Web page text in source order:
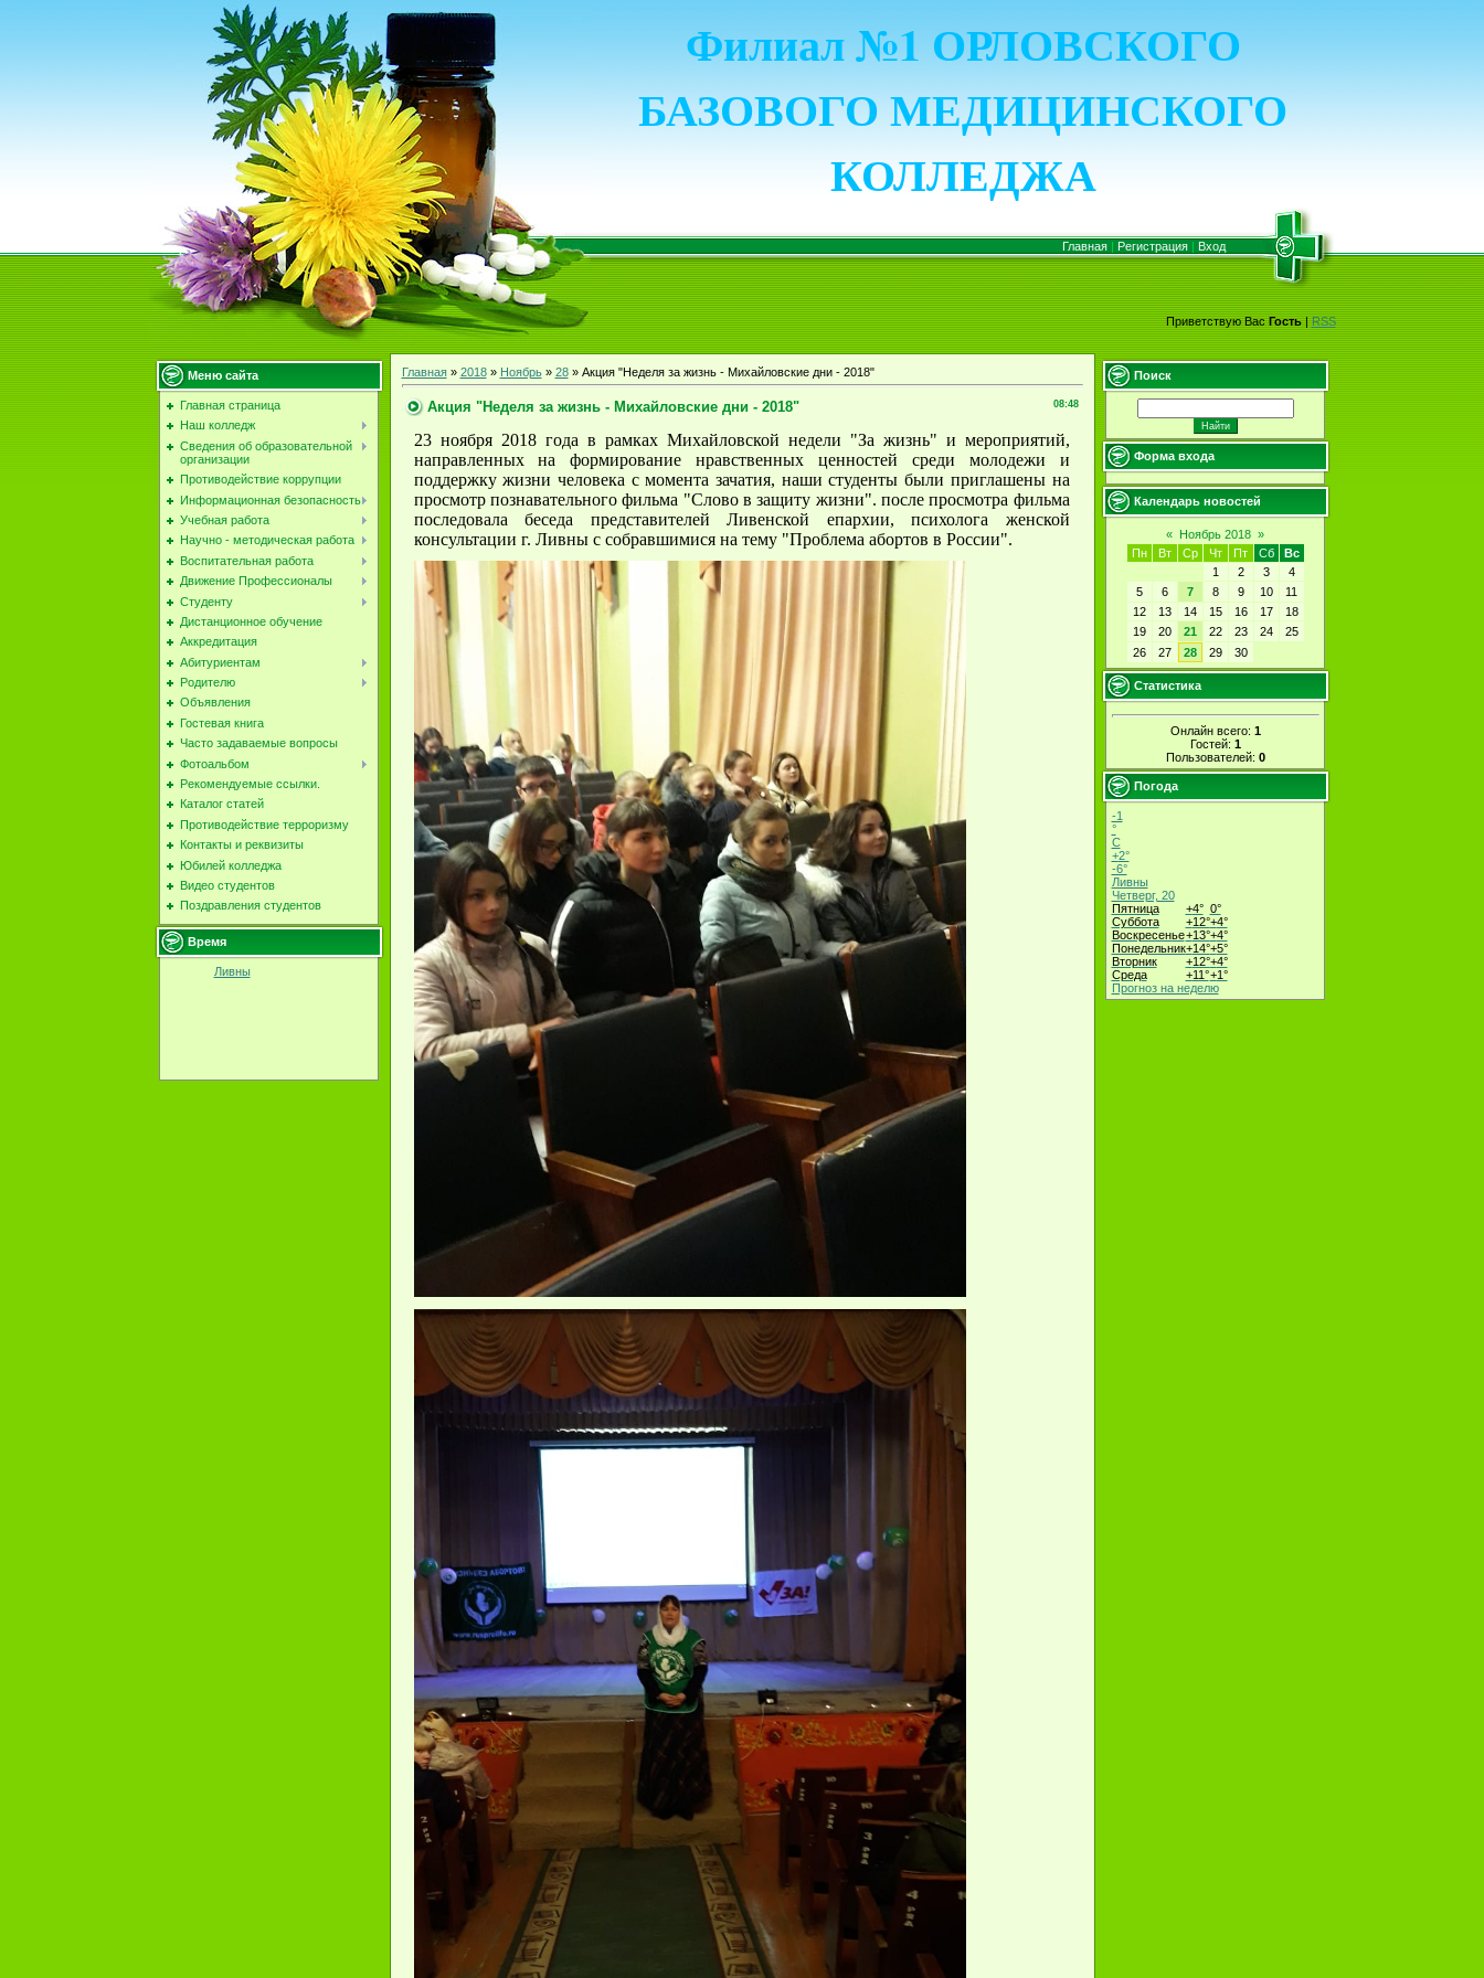
Филиал №1 ОРЛОВСКОГО
БАЗОВОГО МЕДИЦИНСКОГО
КОЛЛЕДЖА
Главная| Регистрация| Вход
Приветствую Вас Гость|RSS
Меню сайта
Главная страница
Наш колледж
Сведения об образовательной
организации
Противодействие коррупции
Информационная безопасность
Учебная работа
Научно - методическая работа
Воспитательная работа
Движение Профессионалы
Студенту
Дистанционное обучение
Аккредитация
Абитуриентам
Родителю
Объявления
Гостевая книга
Часто задаваемые вопросы
Фотоальбом
Рекомендуемые ссылки.
Каталог статей
Противодействие терроризму
Контакты и реквизиты
Юбилей колледжа
Видео студентов
Поздравления студентов
Время
Ливны
Главная» 2018 » Ноябрь » 28» Акция "Неделя за жизнь - Михайловские дни - 2018"
08:48
Акция "Неделя за жизнь - Михайловские дни - 2018"
23 ноября 2018 года в рамках Михайловской недели "За жизнь" и мероприятий,
направленных на формирование нравственных ценностей среди молодежи и
поддержку жизни человека с момента зачатия, наши студенты были приглашены на
просмотр познавательного фильма "Слово в защиту жизни". после просмотра фильма
последовала беседа представителей Ливенской епархии, психолога женской
консультации г. Ливны с собравшимися на тему "Проблема абортов в России".
Поиск
Форма входа
Календарь новостей
« Ноябрь 2018 »
Пн
Вт Ср Чт Пт Сб
Вс
1
2 3
4
5
6 7 8 9 10
11
12
13 14 15 16 17
18
19
20 21 22 23 24
25
26
27 28 29 30
Статистика
Онлайн всего: 1
Гостей: 1
Пользователей: 0
Погода
-1
°
C
+2°
-6°
Ливны
Четверг, 20
Пятница
+4° 0°
Суббота
+12°+4°
Воскресенье+13°+4°
Понедельник+14°+5°
Вторник
+12°+4°
Среда
+11°+1°
Прогноз на неделю